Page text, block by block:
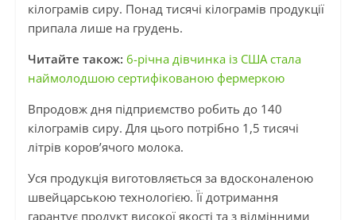
кілограмів сиру. Понад тисячі кілограмів продукції
припала лише на грудень.
Читайте також: 6-річна дівчинка із США стала
наймолодшою сертифікованою фермеркою
Впродовж дня підприємство робить до 140
кілограмів сиру. Для цього потрібно 1,5 тисячі
літрів коров’ячого молока.
Уся продукція виготовляється за вдосконаленою
швейцарською технологією. Її дотримання
гарантує продукт високої якості та з відмінними